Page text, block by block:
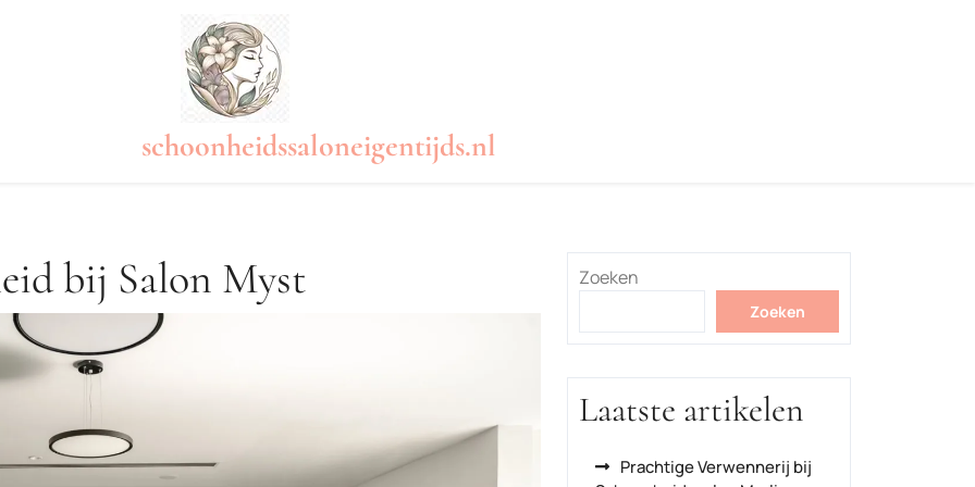
schoonheidssaloneigentijds.nl
bij Salon Myst Zoeken
Zoeken
Laatste artikelen
Prachtige Verwennerij bij